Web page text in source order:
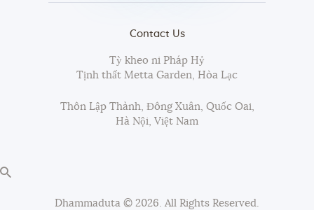
Contact Us
Tỳ kheo ni Pháp Hỷ
Tịnh thất Metta Garden, Hòa Lạc
Thôn Lập Thành, Đông Xuân, Quốc Oai,
Hà Nội, Việt Nam
Dhammaduta © 2026. All Rights Reserved.